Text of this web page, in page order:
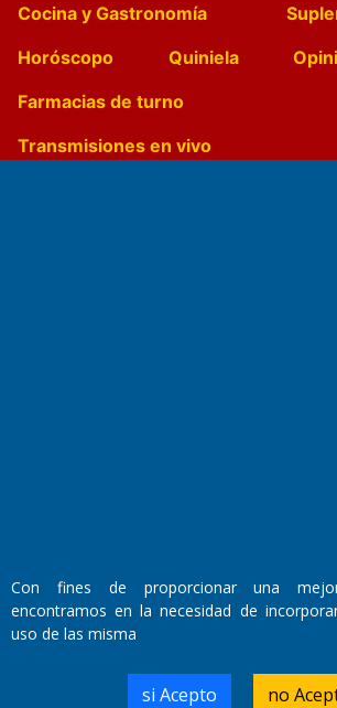
Cocina y Gastronomía
Horóscopo
Quiniela
Farmacias de turno
Transmisiones en vivo
Propietario: El Diario SRL
Director Periodístico:
Walter René Goñi
Domicilio Legal: José Ingenieros 855,
Con fines de proporcionar una
encontramos en la necesidad de
uso de las misma
si Acepto no